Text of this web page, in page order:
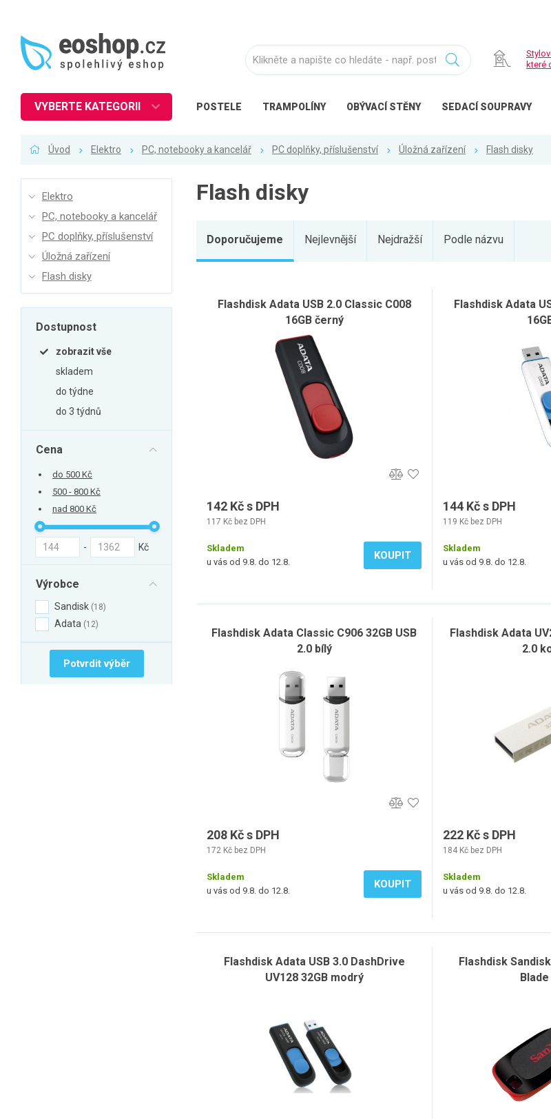
které
POSTELE TRAMPOLÍNY OBÝVACÍ STĚNY SEDACÍ SOUPRAVY
VYBERTE KATEGORII
Předsíň a chodba
Pracovna a kancelář
Koupelna
Svítidla, žárovky
Trampolíny
Sedací vaky
Sport, outdoor
Všechny kategorie
Úvod Elektro PC, notebooky a kancelář PC doplňky, příslušenství Úložná zařízení Flash disky
Elektro
PC, notebooky a kancelář
PC doplňky, příslušenství
Úložná zařízení
Flash disky
Dostupnost
zobrazit vše
skladem
do týdne
do 3 týdnů
Cena
do 500 Kč
500 - 800 Kč
nad 800 Kč
- Kč
Výrobce
Sandisk 18
Adata 12
Potvrdit výběr
Flash disky
Doporučujeme Nejlevnější Nejdražší Podle názvu
Flashdisk Adata USB 2.0 Classic C008
16GB černý
142 Kč s DPH
117 Kč bez DPH
Skladem
u vás od 9.8. do 12.8.
KOUPIT
Flashdisk Adata
144 Kč s DPH
119 Kč bez DPH
Skladem
u vás od 9.8. do 12.8.
Flashdisk Adata Classic C906 32GB USB
2.0 bílý
208 Kč s DPH
172 Kč bez DPH
Skladem
u vás od 9.8. do 12.8.
KOUPIT
Flashdisk Adata
2.0
222 Kč s DPH
184 Kč bez DPH
Skladem
u vás od 9.8. do 12.8.
Flashdisk Adata USB 3.0 DashDrive
UV128 32GB modrý
Flashdisk
Blade